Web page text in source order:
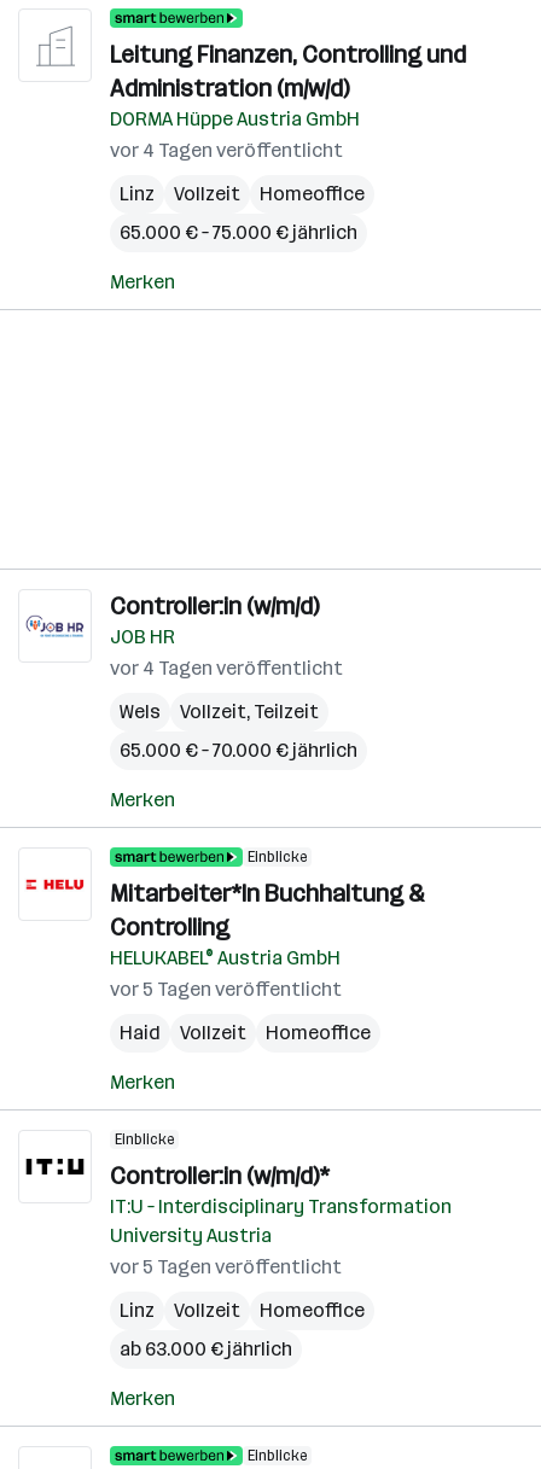
Leitung Finanzen, Controlling und
Administration (m/w/d)
DORMA Hüppe Austria GmbH
vor 4 Tagen veröffentlicht
Linz
Vollzeit
Homeoffice
65.000 € – 75.000 € jährlich
Merken
Controller:in (w/m/d)
JOB HR
vor 4 Tagen veröffentlicht
Wels
Vollzeit, Teilzeit
65.000 € – 70.000 € jährlich
Merken
Einblicke
Mitarbeiter*In Buchhaltung &
Controlling
HELUKABEL® Austria GmbH
vor 5 Tagen veröffentlicht
Haid
Vollzeit Homeoffice
Merken
Einblicke
Controller:in (w/m/d)*
IT:U – Interdisciplinary Transformation
University Austria
vor 5 Tagen veröffentlicht
Linz
Vollzeit
Homeoffice
ab 63.000 € jährlich
Merken
Einblicke